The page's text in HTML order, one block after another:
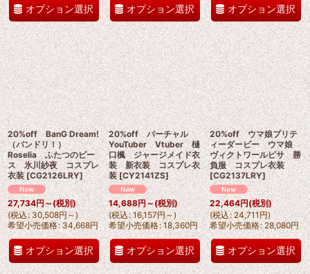
オプション選択 オプション選択 オプション選択
20%off BanG Dream!
（バンドリ！）
Roselia ふたつのピー
ス 氷川紗夜 コスプレ
衣装 [CG2126LRY]
27,734円～(税別)
(税込: 30,508円～)
希望小売価格: 34,668円
オプション選択
20%off バーチャル
YouTuber Vtuber 樋
口楓 ジャージメイド衣
装 新衣装 コスプレ衣
装 [CY2141ZS]
14,688円～(税別)
(税込: 16,157円～)
希望小売価格: 18,360円
オプション選択
20%off ウマ娘プリテ
ィーダービー ウマ娘
ヴィクトワールピサ 勝
負服 コスプレ衣装
[CG2137LRY]
22,464円(税別)
(税込: 24,711円)
希望小売価格: 28,080円
オプション選択